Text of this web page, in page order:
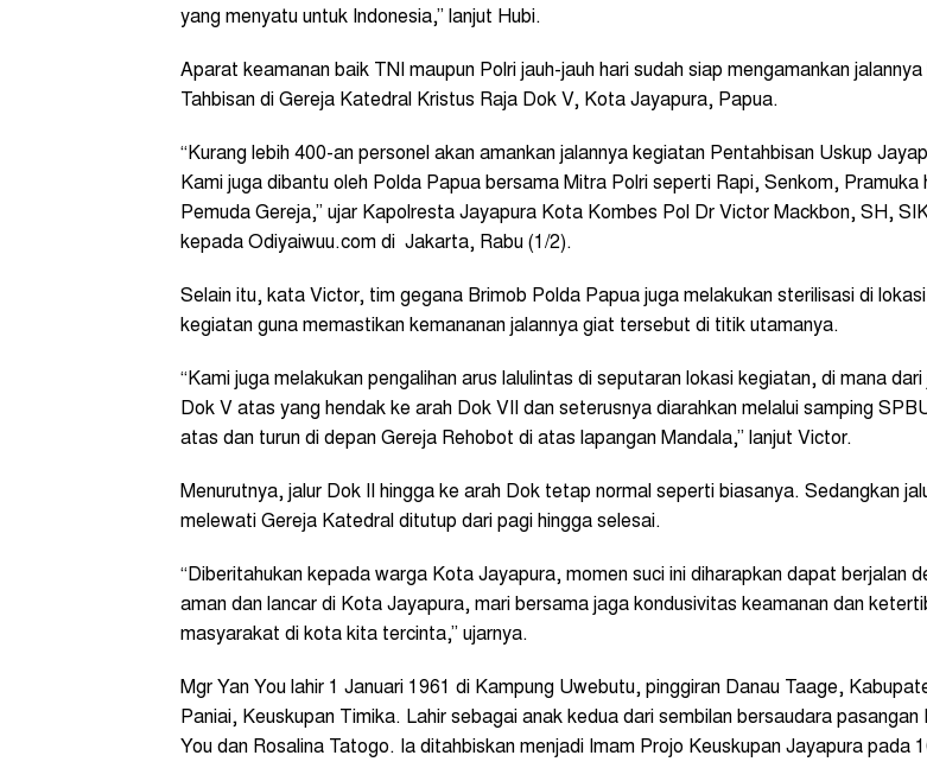
yang menyatu untuk Indonesia,” lanjut Hubi.
Aparat keamanan baik TNI maupun Polri jauh-jauh hari sudah siap mengamankan jalannya
Tahbisan di Gereja Katedral Kristus Raja Dok V, Kota Jayapura, Papua.
“Kurang lebih 400-an personel akan amankan jalannya kegiatan Pentahbisan Uskup
Kami juga dibantu oleh Polda Papua bersama Mitra Polri seperti Rapi, Senkom, Pramuka
Pemuda Gereja,” ujar Kapolresta Jayapura Kota Kombes Pol Dr Victor Mackbon, SH,
kepada Odiyaiwuu.com di Jakarta, Rabu (1/2).
Selain itu, kata Victor, tim gegana Brimob Polda Papua juga melakukan sterilisasi di lokasi
kegiatan guna memastikan kemananan jalannya giat tersebut di titik utamanya.
“Kami juga melakukan pengalihan arus lalulintas di seputaran lokasi kegiatan, di mana dari
Dok V atas yang hendak ke arah Dok VII dan seterusnya diarahkan melalui samping
atas dan turun di depan Gereja Rehobot di atas lapangan Mandala,” lanjut Victor.
Menurutnya, jalur Dok II hingga ke arah Dok tetap normal seperti biasanya. Sedangkan
melewati Gereja Katedral ditutup dari pagi hingga selesai.
“Diberitahukan kepada warga Kota Jayapura, momen suci ini diharapkan dapat berjalan
aman dan lancar di Kota Jayapura, mari bersama jaga kondusivitas keamanan dan
masyarakat di kota kita tercinta,” ujarnya.
Mgr Yan You lahir 1 Januari 1961 di Kampung Uwebutu, pinggiran Danau Taage,
Paniai, Keuskupan Timika. Lahir sebagai anak kedua dari sembilan bersaudara pasangan
You dan Rosalina Tatogo. Ia ditahbiskan menjadi Imam Projo Keuskupan Jayapura pada